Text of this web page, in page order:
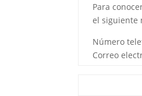
Para
el siguiente
Número
Correo